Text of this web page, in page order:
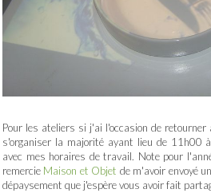
Pour les ateliers si j'ai l'occasion de
s'organiser la majorité ayant lieu de 11h00
avec mes horaires de travail. Note pour
remercie Maison et Objet de m'avoir envoyé
dépaysement que j'espère vous avoir fait